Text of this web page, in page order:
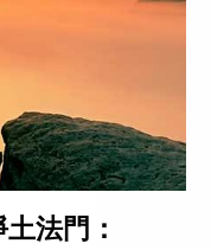
法門：